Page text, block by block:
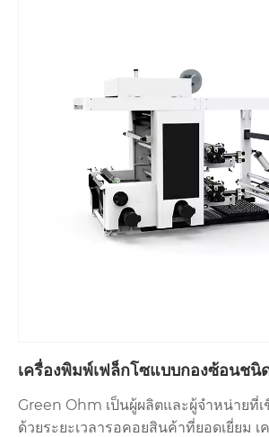
เครื่องพิมพ์เฟล็กโซแบบกองซ้อนชนิ
Green Ohm เป็นผู้ผลิตและผู้จำหน่ายที่
ด้วยระยะเวลารอคอยสินค้าที่ยอดเยี่ยม